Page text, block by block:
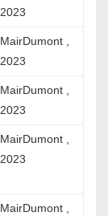
2023
MairDumont ,
2023
MairDumont ,
2023
MairDumont ,
2023
MairDumont ,